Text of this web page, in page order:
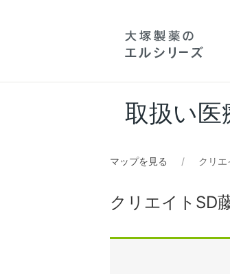
取扱い医
マップを見る クリエ
クリエイトSD